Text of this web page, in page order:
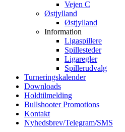
Vejen C
Østjylland
Østjylland
Information
Ligaspillere
Spillesteder
Ligaregler
Spillerudvalg
Turneringskalender
Downloads
Holdtilmelding
Bullshooter Promotions
Kontakt
Nyhedsbrev/Telegram/SMS